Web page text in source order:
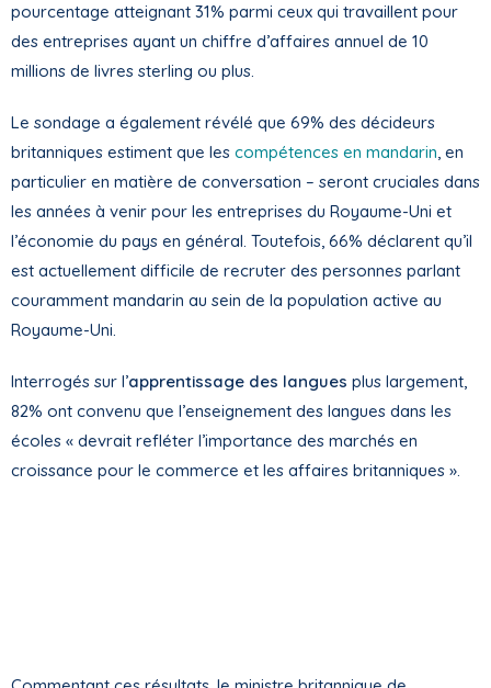
pourcentage atteignant 31% parmi ceux qui travaillent pour
des entreprises ayant un chiffre d’affaires annuel de 10
millions de livres sterling ou plus.
Le sondage a également révélé que 69% des décideurs
britanniques estiment que les compétences en mandarin, en
particulier en matière de conversation – seront cruciales dans
les années à venir pour les entreprises du Royaume-Uni et
l’économie du pays en général. Toutefois, 66% déclarent qu’il
est actuellement difficile de recruter des personnes parlant
couramment mandarin au sein de la population active au
Royaume-Uni.
Interrogés sur l’apprentissage des langues plus largement,
82% ont convenu que l’enseignement des langues dans les
écoles « devrait refléter l’importance des marchés en
croissance pour le commerce et les affaires britanniques ».